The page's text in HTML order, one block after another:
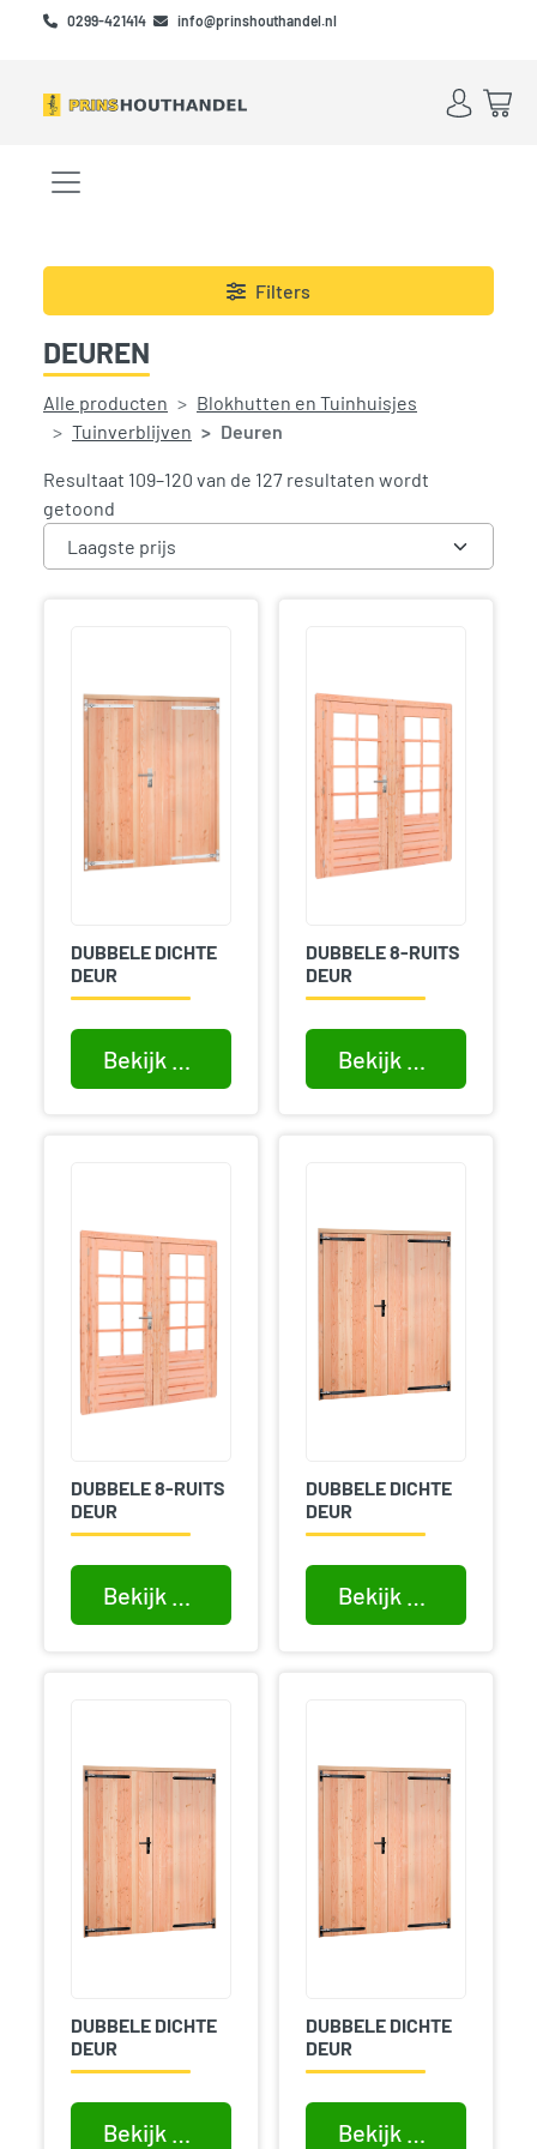
Skip to main content
Skip to footer
0299-421414 info@prinshouthandel.nl
Account
Menu openen/sluiten
Filters
DEUREN
Alle producten
Blokhutten en Tuinhuisjes
Tuinverblijven
Deuren
Resultaat 109–120 van de 127 resultaten wordt
getoond
DUBBELE DICHTE
DEUR
DUBBELE 8-RUITS
DEUR
DUBBELE 8-RUITS
DEUR
Bekijk product
DUBBELE DICHTE
DEUR
Bekijk product
DUBBELE DICHTE
DEUR
DUBBELE DICHTE
DEUR